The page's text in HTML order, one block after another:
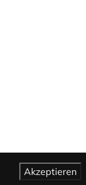
Akzeptieren